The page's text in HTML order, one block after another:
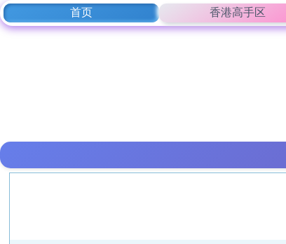
首页 香港高手区